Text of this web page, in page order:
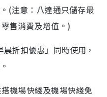
(注意：八達通只儲存最
售消費及增值。)
折扣優惠」同時使用，
機場快綫及機場快綫免